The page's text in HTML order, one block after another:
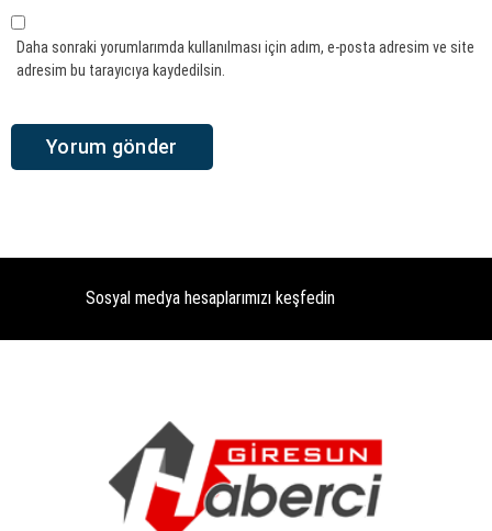
Daha sonraki yorumlarımda kullanılması için adım, e-posta adresim ve site
adresim bu tarayıcıya kaydedilsin.
Sosyal medya hesaplarımızı keşfedin